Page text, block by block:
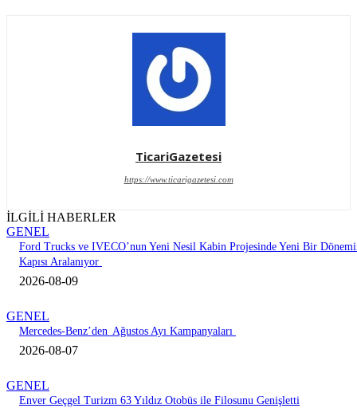
TicariGazetesi
https://www.ticarigazetesi.com
İLGİLİ HABERLER
GENEL
Ford Trucks ve IVECO’nun Yeni Nesil Kabin Projesinde Yeni Bir
Kapısı Aralanıyor
2026-08-09
GENEL
Mercedes-Benz’den Ağustos Ayı Kampanyaları
2026-08-07
GENEL
Enver Geçgel Turizm 63 Yıldız Otobüs ile Filosunu Genişletti